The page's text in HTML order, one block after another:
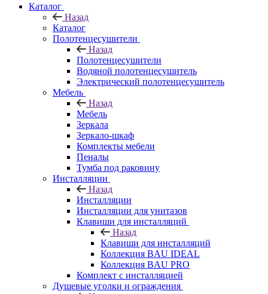
Каталог
Назад
Каталог
Полотенцесушители
Назад
Полотенцесушители
Водяной полотенцесушитель
Электрический полотенцесушитель
Мебель
Назад
Мебель
Зеркала
Зеркало-шкаф
Комплекты мебели
Пеналы
Тумба под раковину
Инсталляции
Назад
Инсталляции
Инсталляции для унитазов
Клавиши для инсталляций
Назад
Клавиши для инсталляций
Коллекция BAU IDEAL
Коллекция BAU PRO
Комплект с инсталляцией
Душевые уголки и ограждения